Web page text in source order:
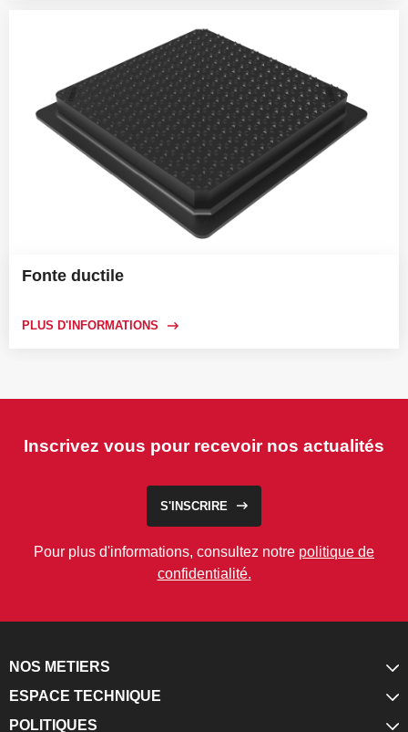
Fonte ductile
PLUS D'INFORMATIONS
Inscrivez vous pour recevoir nos actualités
S'INSCRIRE
Pour plus d'informations, consultez notre politique de
confidentialité.
NOS METIERS
ESPACE TECHNIQUE
POLITIQUES